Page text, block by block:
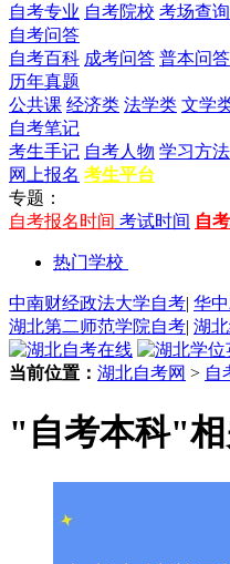
自考专业 自考院校 考场查询
自考问答
自考百科 成考问答 普本问答
历年真题
公共课 经济类 法学类 文学
自考笔记
考生手记 自考人物 学习方法
网上报名 考生平台
专题：
自考报名时间 考试时间 自
热门学校
中南财经政法大学自考| 华
湖北第二师范学院自考| 湖
当前位置： 湖北自考网 > 自
"自考本科"